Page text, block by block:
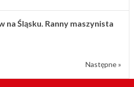
na Śląsku. Ranny maszynista
Następne »